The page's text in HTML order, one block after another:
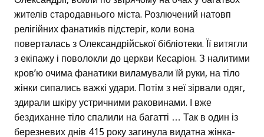
жителів стародавнього міста. Розлючений натовп
релігійних фанатиків підстеріг, коли вона
поверталась з Олександрійської бібліотеки. Її витягли
з екіпажу і поволокли до церкви Кесаріон. З налитими
кров’ю очима фанатики виламували їй руки, на тіло
жінки сипались важкі удари. Потім з неї зірвали одяг,
здирали шкіру устричними раковинами. І вже
бездиханне тіло спалили на багатті … Так в один із
березневих днів 415 року загинула видатна жінка-